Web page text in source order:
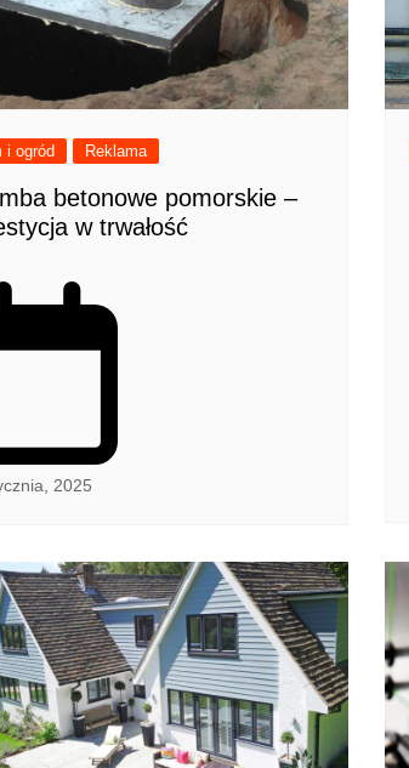
i ogród Reklama
betonowe pomorskie –
w trwałość
2025